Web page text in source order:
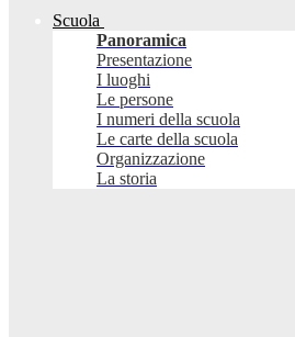
Scuola
Panoramica
Presentazione
I luoghi
Le persone
I numeri della scuola
Le carte della scuola
Organizzazione
La storia